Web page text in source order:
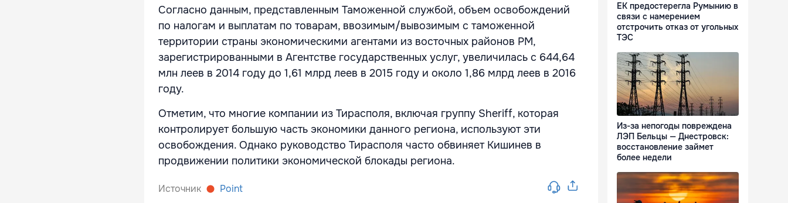
Согласно данным, представленным Таможенной службой, объем освобождений
по налогам и выплатам по товарам, ввозимым/вывозимым с таможенной
территории страны экономическими агентами из восточных районов РМ,
зарегистрированными в Агентстве государственных услуг, увеличилась с 644,64
млн леев в 2014 году до 1,61 млрд леев в 2015 году и около 1,86 млрд леев в 2016
году.
Отметим, что многие компании из Тирасполя, включая группу Sheriff, которая
контролирует большую часть экономики данного региона, используют эти
освобождения. Однако руководство Тирасполя часто обвиняет Кишинев в
продвижении политики экономической блокады региона.
Источник Point
ЕК предостерегла Румынию в
связи с намерением
отстрочить отказ от угольных
ТЭС
Из-за непогоды повреждена
ЛЭП Бельцы — Днестровск:
восстановление займет
более недели